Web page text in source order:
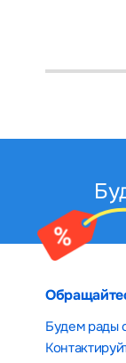
Будем рады